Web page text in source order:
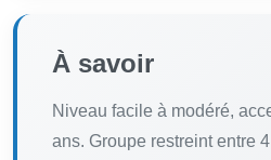
À savoir
Niveau facile à modéré,
ans. Groupe restreint entre